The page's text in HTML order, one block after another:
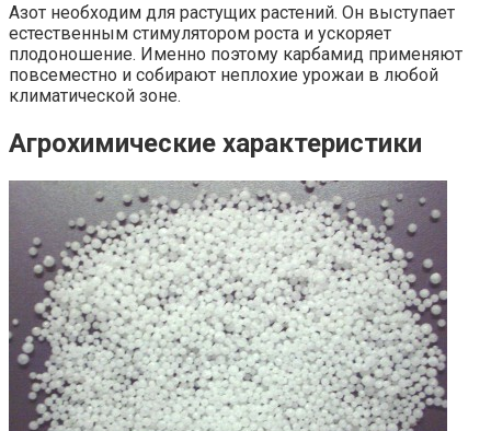
Азот необходим для растущих растений. Он выступает
естественным стимулятором роста и ускоряет
плодоношение. Именно поэтому карбамид применяют
повсеместно и собирают неплохие урожаи в любой
климатической зоне.
Агрохимические характеристики